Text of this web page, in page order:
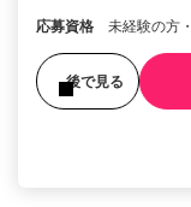
応募資格 未経験の方
後で見る